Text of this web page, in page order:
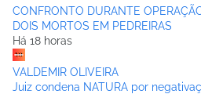
CONFRONTO DURANTE
DOIS MORTOS EM PEDREIRAS
Há 18 horas
VALDEMIR OLIVEIRA
Juiz condena NATURA por